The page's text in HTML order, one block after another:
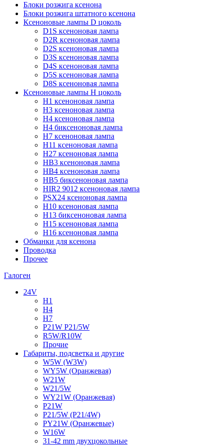
Блоки розжига ксенона
Блоки розжига штатного ксенона
Ксеноновые лампы D цоколь
D1S ксеноновая лампа
D2R ксеноновая лампа
D2S ксеноновая лампа
D3S ксеноновая лампа
D4S ксеноновая лампа
D5S ксеноновая лампа
D8S ксеноновая лампа
Ксеноновые лампы Н цоколь
H1 ксеноновая лампа
H3 ксеноновая лампа
H4 ксеноновая лампа
H4 биксеноновая лампа
H7 ксеноновая лампа
H11 ксеноновая лампа
H27 ксеноновая лампа
HB3 ксеноновая лампа
HB4 ксеноновая лампа
HB5 биксеноновая лампа
HIR2 9012 ксеноновая лампа
PSX24 ксеноновая лампа
H10 ксеноновая лампа
H13 биксеноновая лампа
H15 ксеноновая лампа
H16 ксеноновая лампа
Обманки для ксенона
Проводка
Прочее
Галоген
24V
H1
H4
H7
P21W P21/5W
R5W/R10W
Прочие
Габариты, подсветка и другие
W5W (W3W)
WY5W (Оранжевая)
W21W
W21/5W
WY21W (Оранжевая)
P21W
P21/5W (P21/4W)
PY21W (Оранжевые)
W16W
31-42 mm двухцокольные